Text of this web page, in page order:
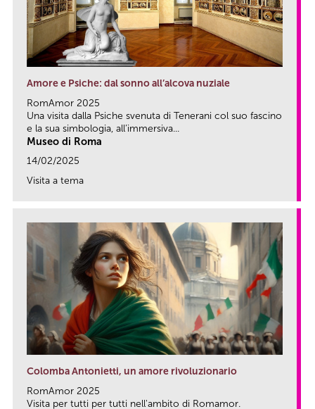
Amore e Psiche: dal sonno all’alcova nuziale
RomAmor 2025
Una visita dalla Psiche svenuta di Tenerani col suo fascino
e la sua simbologia, all’immersiva...
Museo di Roma
14/02/2025
Visita a tema
Colomba Antonietti, un amore rivoluzionario
RomAmor 2025
Visita per tutti per tutti nell'ambito di Romamor.